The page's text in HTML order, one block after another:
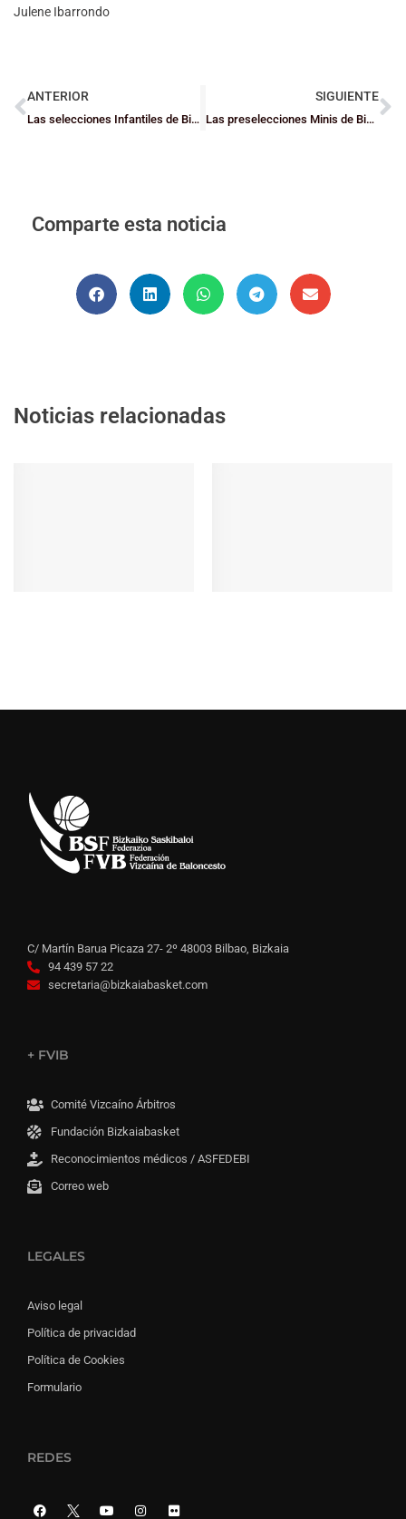
Julene Ibarrondo
ANTERIOR
Las selecciones Infantiles de Bizkaia se impusieron en el VI Torneo Interterritorial y ya tienen hoja de ruta y listas definitivas para los Campeonatos de Euskadi y Nafarroa
SIGUIENTE
Las preselecciones Minis de Bizkaia entran en acción
Comparte esta noticia
Noticias relacionadas
C/ Martín Barua Picaza 27- 2º 48003 Bilbao, Bizkaia
94 439 57 22
secretaria@bizkaiabasket.com
+ FVIB
Comité Vizcaíno Árbitros
Fundación Bizkaiabasket
Reconocimientos médicos / ASFEDEBI
Correo web
LEGALES
Aviso legal
Política de privacidad
Política de Cookies
Formulario
REDES